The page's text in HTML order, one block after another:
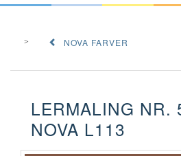
NOVA FARVER
LERMALING NR.
NOVA L113